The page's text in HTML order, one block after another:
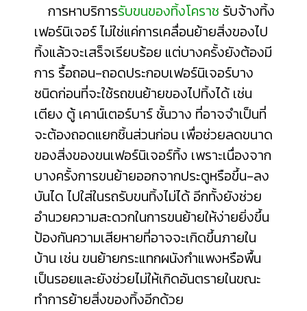
การหาบริการรับขนของทิ้งโคราช รับจ้างทิ้ง
เฟอร์นิเจอร์ ไม่ใช่แค่การเคลื่อนย้ายสิ่งของไป
ทิ้งแล้วจะเสร็จเรียบร้อย แต่บางครั้งยังต้องมี
การ รื้อถอน-ถอดประกอบเฟอร์นิเจอร์บาง
ชนิดก่อนที่จะใช้รถขนย้ายของไปทิ้งได้ เช่น
เตียง ตู้ เคาน์เตอร์บาร์ ชั้นวาง ที่อาจจำเป็นที่
จะต้องถอดแยกชิ้นส่วนก่อน เพื่อช่วยลดขนาด
ของสิ่งของขนเฟอร์นิเจอร์ทิ้ง เพราะเนื่องจาก
บางครั้งการขนย้ายออกจากประตูหรือขึ้น-ลง
บันได ไปใส่ในรถรับขนทิ้งไม่ได้ อีกทั้งยังช่วย
อำนวยความสะดวกในการขนย้ายให้ง่ายยิ่งขึ้น
ป้องกันความเสียหายที่อาจจะเกิดขึ้นภายใน
บ้าน เช่น ขนย้ายกระแทกผนังกำแพงหรือพื้น
เป็นรอยและยังช่วยไม่ให้เกิดอันตรายในขณะ
ทำการย้ายสิ่งของทิ้งอีกด้วย